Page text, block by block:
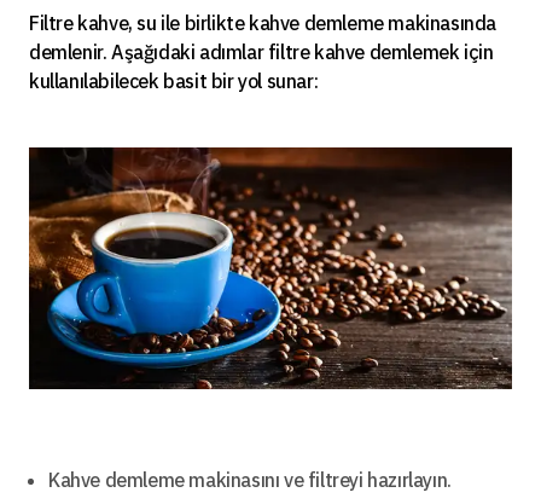
Filtre kahve, su ile birlikte kahve demleme makinasında
demlenir. Aşağıdaki adımlar filtre kahve demlemek için
kullanılabilecek basit bir yol sunar:
Kahve demleme makinasını ve filtreyi hazırlayın.